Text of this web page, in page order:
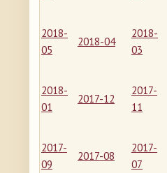
2018-
05
2018-04
2018-
03
2018-
01
2017-12
2017-
11
2017-
09
2017-08
2017-
07